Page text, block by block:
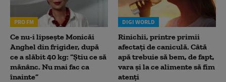
PRO FM
Ce nu-i lipsește Monicăi
Anghel din frigider, după
ce a slăbit 40 kg: “Știu ce să
mănânc. Nu mai fac ca
înainte”
DIGI WORLD
Rinichii, printre primii
afectați de caniculă. Câtă
apă trebuie să bem, de fapt,
vara și la ce alimente să fim
atenți